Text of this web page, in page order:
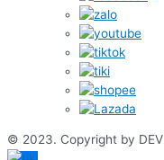
© 2023. Copyright by DEV